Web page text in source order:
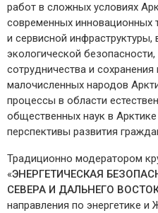
работ в сложных условиях
современных инновационных
и сервисной
экологической
сотрудничества и
малочисленных народов
процессы в области
общественных наук в
перспективы развития
Традиционно модератором
«ЭНЕРГЕТИЧЕСКАЯ
СЕВЕРА И ДАЛЬНЕГО
направления по энергетике